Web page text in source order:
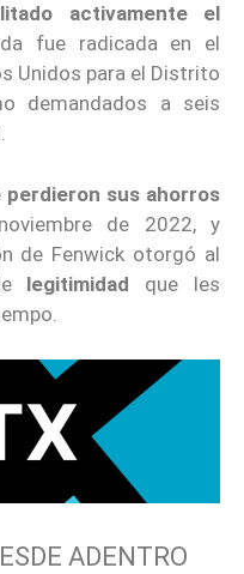
activamente el
fue radicada en el
Unidos para el Distrito
demandados a seis
perdieron sus ahorros
de 2022, y
de Fenwick otorgó al
legitimidad que les
ADENTRO